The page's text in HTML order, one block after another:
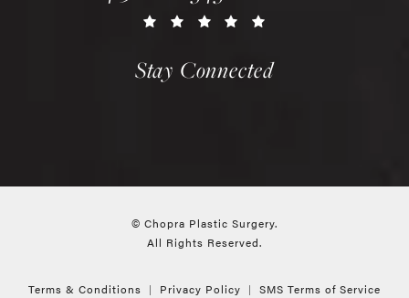
Stay Connected
© Chopra Plastic Surgery.
All Rights Reserved.
Terms & Conditions Privacy Policy
SMS Terms of Service